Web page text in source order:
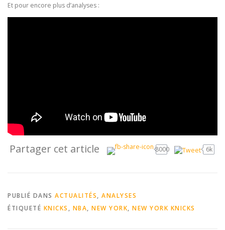
Et pour encore plus d’analyses :
Partager cet article 8000 6k
PUBLIÉ DANS ACTUALITÉS, ANALYSES
ÉTIQUETÉ KNICKS , NBA, NEW YORK, NEW YORK KNICKS